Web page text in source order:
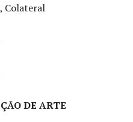
Colateral
DE ARTE